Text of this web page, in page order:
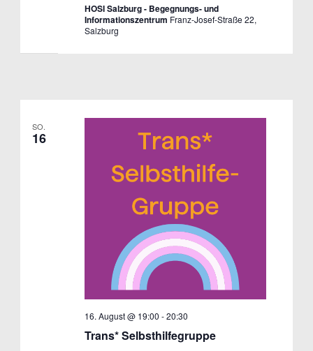
HOSI Salzburg - Begegnungs- und
Informationszentrum Franz-Josef-Straße 22,
Salzburg
SO.
16
Trans* Selbsthilfegruppe
16. August @ 19:00 -20:30